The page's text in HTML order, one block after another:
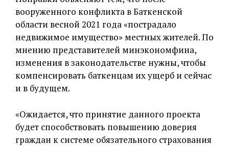
вооруженного конфликта в Баткенской
области весной 2021 года «пострадало
недвижимое имущество» местных жителей. По
мнению представителей минэкономфина,
изменения в законодательстве нужны, чтобы
компенсировать баткенцам их ущерб и сейчас
и в будущем.
«Ожидается, что принятие данного проекта
будет способствовать повышению доверия
граждан к системе обязательного страхования